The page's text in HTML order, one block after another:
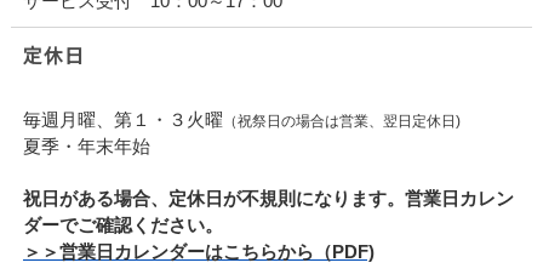
定休日
毎週月曜、第１・３火曜 （祝祭日の場合は営業、翌日定休日)
夏季・年末年始
祝日がある場合、定休日が不規則になります。営業日カレン
ダーでご確認ください。
＞＞営業日カレンダーはこちらから（PDF)